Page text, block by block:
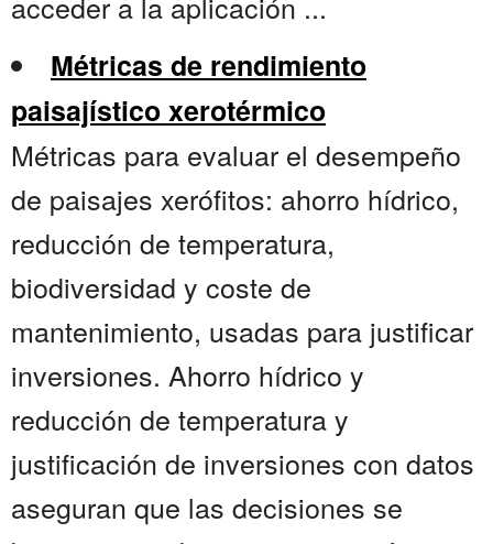
Métricas de rendimiento
paisajístico xerotérmico
Métricas para evaluar el desempeño
de paisajes xerófitos: ahorro hídrico,
reducción de temperatura,
biodiversidad y coste de
mantenimiento, usadas para justificar
inversiones. Ahorro hídrico y
reducción de temperatura y
justificación de inversiones con datos
aseguran que las decisiones se